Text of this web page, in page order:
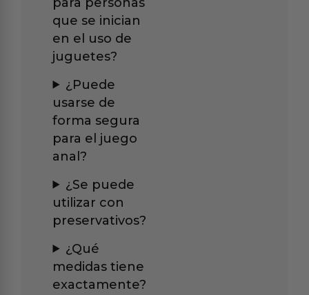
que se inician
en el uso de
juguetes?
¿Puede
usarse de
forma segura
para el juego
anal?
¿Se puede
utilizar con
preservativos?
¿Qué
medidas tiene
exactamente?